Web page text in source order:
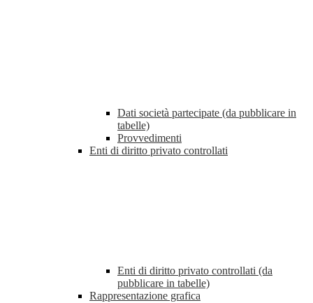
Dati società partecipate (da pubblicare in
tabelle)
Provvedimenti
Enti di diritto privato controllati
Enti di diritto privato controllati (da
pubblicare in tabelle)
Rappresentazione grafica